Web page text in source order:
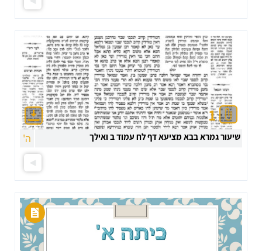
1
שיעור גמרא בבא מציעא דף לח עמוד ב ואילך ה'